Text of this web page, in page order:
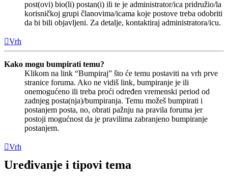
post(ovi) bio(li) postan(i) ili te je administrator/ica pridružio/la
korisničkoj grupi članovima/icama koje postove treba odobriti
da bi bili objavljeni. Za detalje, kontaktiraj administratora/icu.
Vrh
Kako mogu bumpirati temu?
Klikom na link “Bumpiraj” što će temu postaviti na vrh prve
stranice foruma. Ako ne vidiš link, bumpiranje je ili
onemogućeno ili treba proći određen vremenski period od
zadnjeg posta(nja)/bumpiranja. Temu možeš bumpirati i
postanjem posta, no, obrati pažnju na pravila foruma jer
postoji mogućnost da je pravilima zabranjeno bumpiranje
postanjem.
Vrh
Uređivanje i tipovi tema